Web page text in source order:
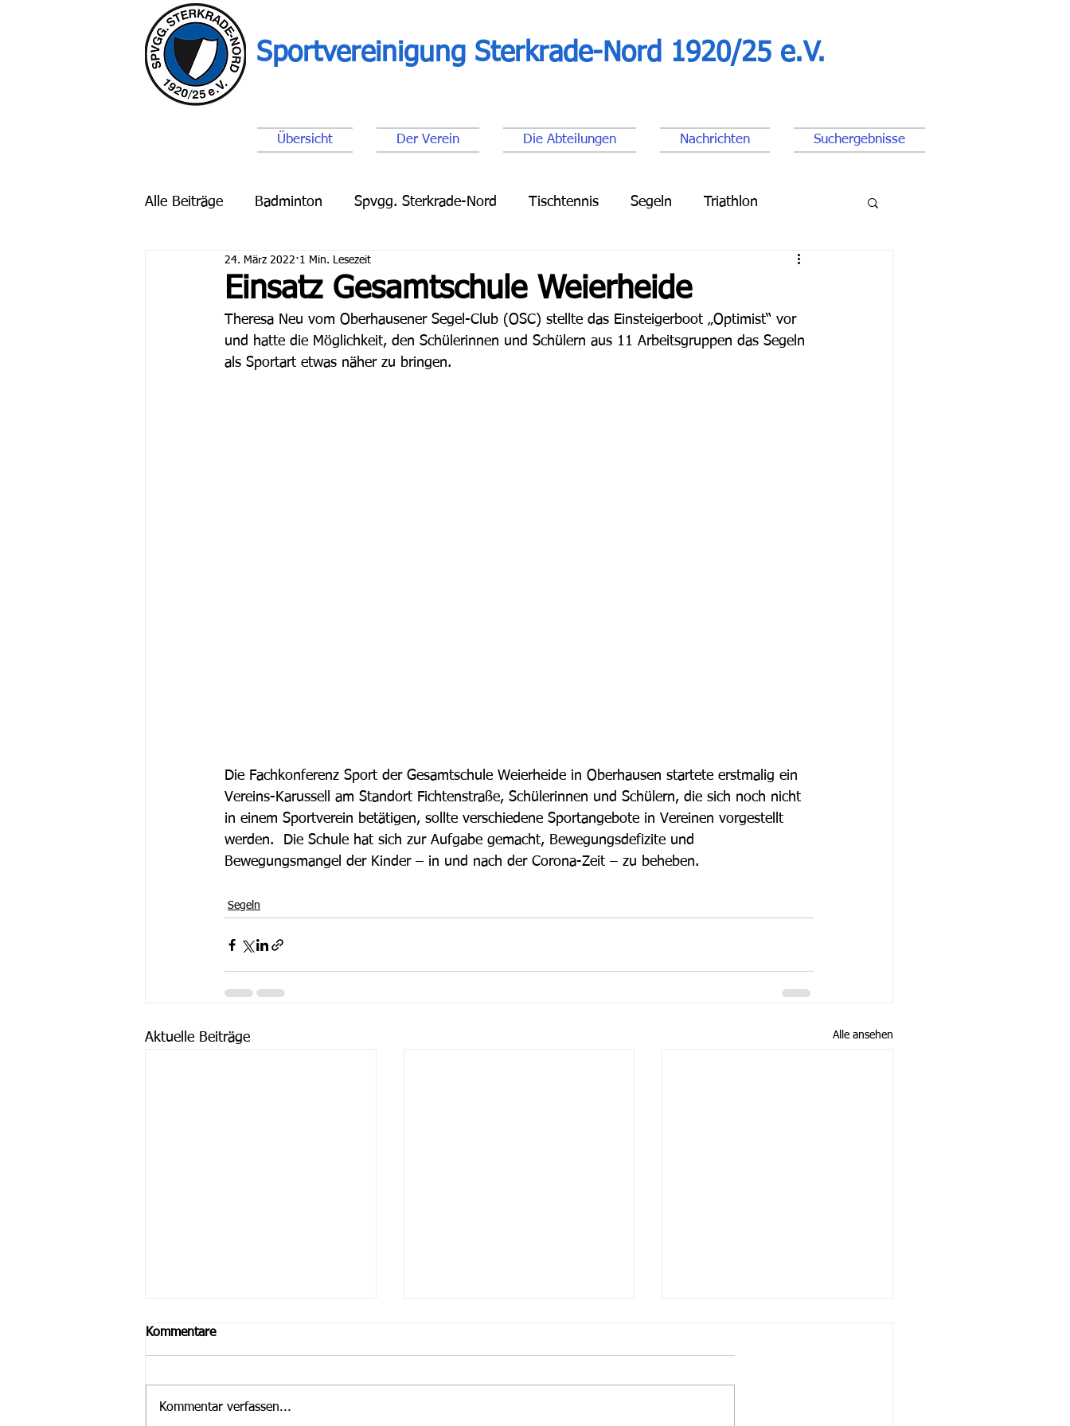
Sportvereinigung Sterkrade-Nord 1920/25 e.V.
Übersicht Der Verein Die Abteilungen Nachrichten Suchergebnisse
Alle Beiträge Badminton Spvgg. Sterkrade-Nord Tischtennis Segeln Triathlon
Breitensport Schach Leichtathletik
Einsatz Gesamtschule Weierheide
24. März 2022 1 Min. Lesezeit
Theresa Neu vom Oberhausener Segel-Club (OSC) stellte das Einsteigerboot „Optimist“ vor
und hatte die Möglichkeit, den Schülerinnen und Schülern aus 11 Arbeitsgruppen das Segeln
als Sportart etwas näher zu bringen.
Die Fachkonferenz Sport der Gesamtschule Weierheide in Oberhausen startete erstmalig ein
Vereins-Karussell am Standort Fichtenstraße, Schülerinnen und Schülern, die sich noch nicht
in einem Sportverein betätigen, sollte verschiedene Sportangebote in Vereinen vorgestellt
werden.  Die Schule hat sich zur Aufgabe gemacht, Bewegungsdefizite und
Bewegungsmangel der Kinder – in und nach der Corona-Zeit – zu beheben.
Segeln
Aktuelle Beiträge Alle ansehen
Kommentare
Kommentar verfassen...